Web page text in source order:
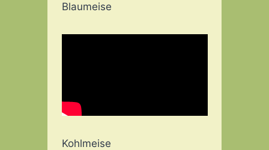
Blaumeise
Kohlmeise